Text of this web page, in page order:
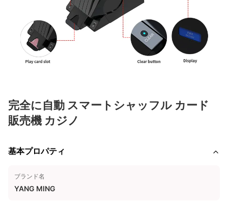
完全に自動 スマートシャッフル カード
販売機 カジノ
基本プロパティ
ブランド名
YANG MING